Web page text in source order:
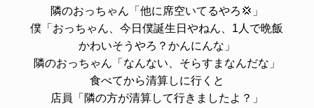
隣のおっちゃん「他に席空いてるやろ💢」
僕「おっちゃん、今日僕誕生日やねん、1人で晩飯
かわいそうやろ？かんにんな」
隣のおっちゃん「なんない、そらすまなんだな」
食べてから清算しに行くと
店員「隣の方が清算して行きましたよ？」